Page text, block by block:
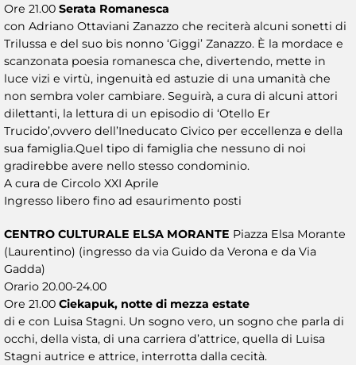
Ore 21.00 Serata Romanesca
con Adriano Ottaviani Zanazzo che reciterà alcuni sonetti di
Trilussa e del suo bis nonno ‘Giggi’ Zanazzo. È la mordace e
scanzonata poesia romanesca che, divertendo, mette in
luce vizi e virtù, ingenuità ed astuzie di una umanità che
non sembra voler cambiare. Seguirà, a cura di alcuni attori
dilettanti, la lettura di un episodio di ‘Otello Er
Trucido’,ovvero dell’Ineducato Civico per eccellenza e della
sua famiglia.Quel tipo di famiglia che nessuno di noi
gradirebbe avere nello stesso condominio.
A cura de Circolo XXI Aprile
Ingresso libero fino ad esaurimento posti
CENTRO CULTURALE ELSA MORANTE Piazza Elsa Morante
(Laurentino) (ingresso da via Guido da Verona e da Via
Gadda)
Orario 20.00-24.00
Ore 21.00 Ciekapuk, notte di mezza estate
di e con Luisa Stagni. Un sogno vero, un sogno che parla di
occhi, della vista, di una carriera d’attrice, quella di Luisa
Stagni autrice e attrice, interrotta dalla cecità.